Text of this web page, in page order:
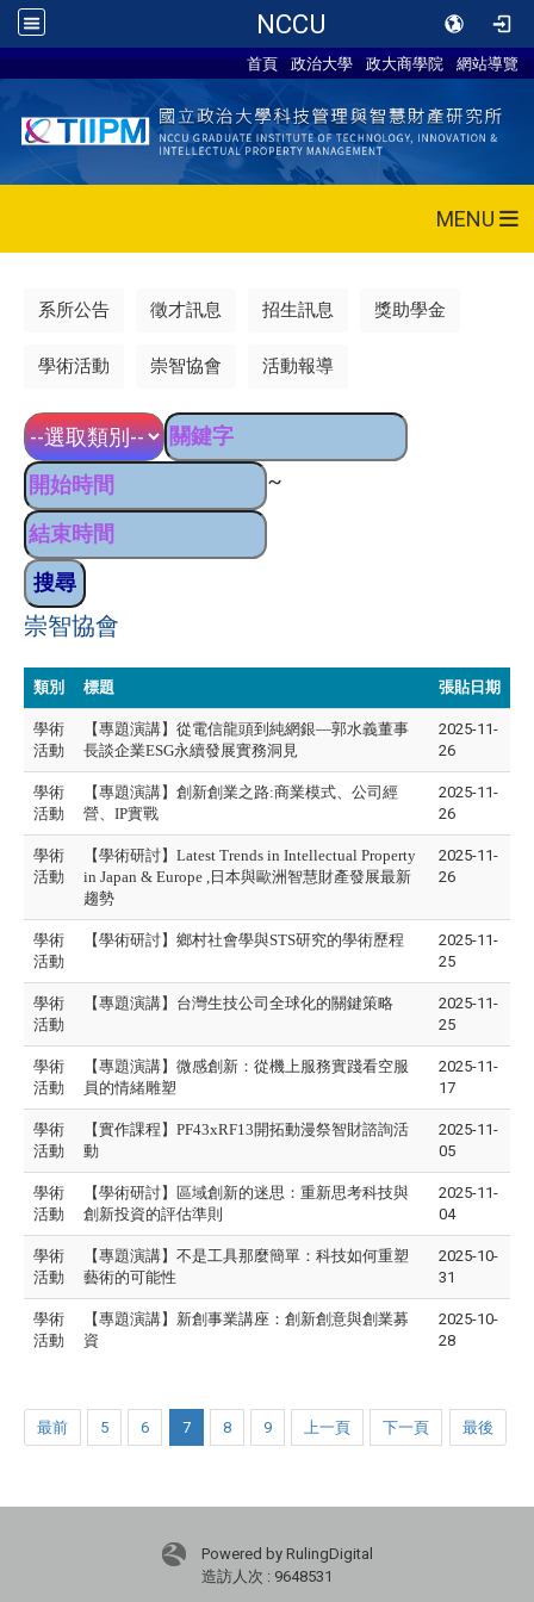
NCCU
首頁 政治大學 政大商學院 網站導覽
MENU
系所公告 徵才訊息 招生訊息 獎助學金
學術活動 崇智協會 活動報導
~
崇智協會
類別 標題 張貼日期
學術
活動
【專題演講】從電信龍頭到純網銀—郭水義董事
長談企業ESG永續發展實務洞見
2025-11-
26
學術
活動
【專題演講】創新創業之路:商業模式、公司經
營、IP實戰
2025-11-
26
學術
活動
【學術研討】Latest Trends in Intellectual Property
in Japan & Europe ,日本與歐洲智慧財產發展最新
趨勢
2025-11-
26
學術
活動
【學術研討】鄉村社會學與STS研究的學術歷程
2025-11-
25
學術
活動
【專題演講】台灣生技公司全球化的關鍵策略
2025-11-
25
學術
活動
【專題演講】微感創新：從機上服務實踐看空服
員的情緒雕塑
2025-11-
17
學術
活動
【實作課程】PF43xRF13開拓動漫祭智財諮詢活
動
2025-11-
05
學術
活動
【學術研討】區域創新的迷思：重新思考科技與
創新投資的評估準則
2025-11-
04
學術
活動
【專題演講】不是工具那麼簡單：科技如何重塑
藝術的可能性
2025-10-
31
學術
活動
【專題演講】新創事業講座：創新創意與創業募
資
2025-10-
28
最前 5 6 7 8 9 上一頁 下一頁 最後
Powered by RulingDigital
造訪人次 : 9648531